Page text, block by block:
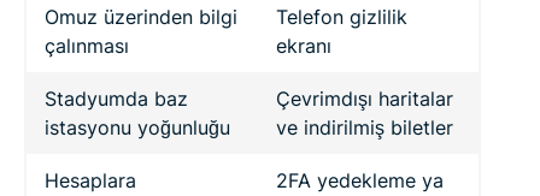
Omuz üzerinden bilgi
çalınması
Telefon gizlilik
ekranı
Stadyumda baz
istasyonu yoğunluğu
Çevrimdışı haritalar
ve indirilmiş biletler
Hesaplara
2FA yedekleme ya